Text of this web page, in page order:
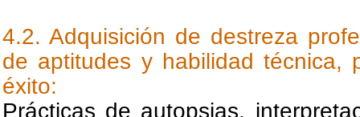
4.2. Adquisición de destreza
de aptitudes y habilidad técnica,
éxito:
Prácticas de autopsias,